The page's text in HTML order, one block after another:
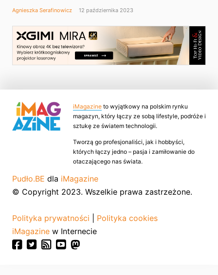
Agnieszka Serafinowicz 12 października 2023
iMagazine to wyjątkowy na polskim rynku
magazyn, który łączy ze sobą lifestyle, podróże i
sztukę ze światem technologii.
Tworzą go profesjonaliści, jak i hobbyści,
których łączy jedno – pasja i zamiłowanie do
otaczającego nas świata.
Pudło.BE dla iMagazine
© Copyright 2023. Wszelkie prawa zastrzeżone.
Polityka prywatności
Polityka cookies
iMagazine w Internecie